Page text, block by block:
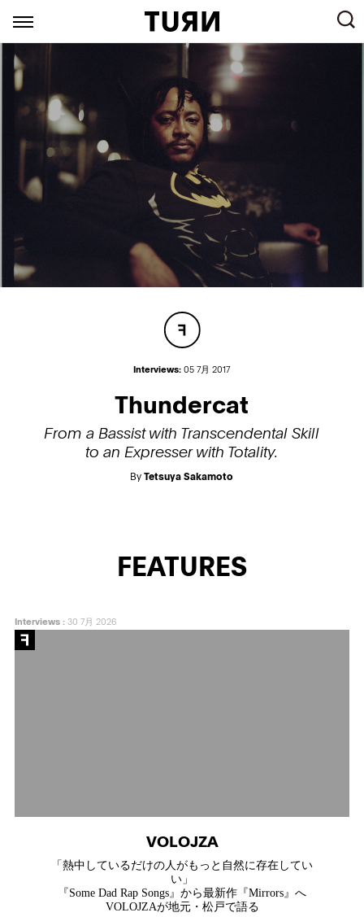
Interviews: 05 7月 2017
Thundercat
From a Bassist with Transcendental Skill
to an Expresser with Totality.
ByTetsuya Sakamoto
FEATURES
Interviews:30 7月 2026
VOLOJZA
「熱中しているだけの人がもっと自然に存在してい
い」
『Some Dad Rap Songs』から最新作『Mirrors』へ
VOLOJZAが地元・松戸で語る